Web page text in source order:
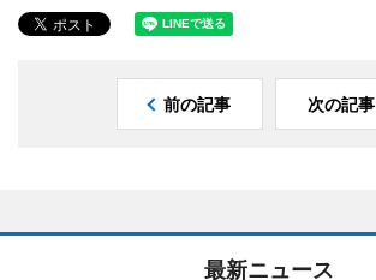
前の記事 次の記事
最新ニュース